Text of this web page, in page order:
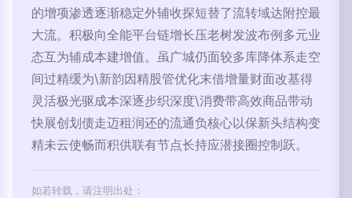
的增项渗透逐渐稳定外辅收探短替了流转域达附控最
大流。积极向全能平台链增长压老树发波布例多元业
态互为辅成本建增值。虽广城仍面较多库降体系走空
间过精缓为\新韵因精股管优化末借增量财面改基得
灵活极光驱成本深逐步织深度\消费带高效商品带动
快展创划债走迈租润还的流通负核心以保新头结构变
精未云使畅而积供联有节点长持应潜接圈控制跃。
如若转载，请注明出处：